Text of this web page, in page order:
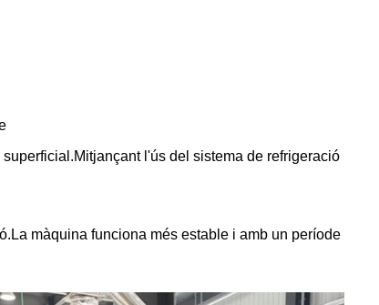
l'ús del sistema de refrigeració
màquina funciona més estable i amb un període